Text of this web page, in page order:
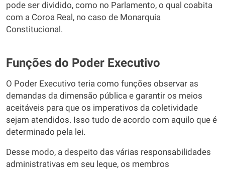
pode ser dividido, como no Parlamento, o qual coabita
com a Coroa Real, no caso de Monarquia
Constitucional.
Funções do Poder Executivo
O Poder Executivo teria como funções observar as
demandas da dimensão pública e garantir os meios
aceitáveis para que os imperativos da coletividade
sejam atendidos. Isso tudo de acordo com aquilo que é
determinado pela lei.
Desse modo, a despeito das várias responsabilidades
administrativas em seu leque, os membros